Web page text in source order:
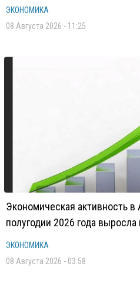
ЭКОНОМИКА
08 Августа 2026 - 11:25
Экономическая активность
полугодии 2026 года выросла
ЭКОНОМИКА
08 Августа 2026 - 03:58